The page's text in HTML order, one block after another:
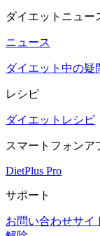
ダイエットニュー
ニュース
ダイエット中の疑
レシピ
ダイエットレシピ
スマートフォンア
DietPlus Pro
サポート
お問い合わせサイ